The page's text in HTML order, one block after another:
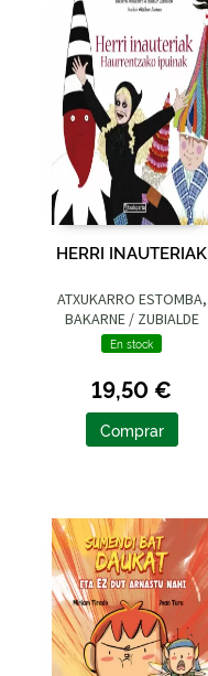
HERRI INAUTERIAK
ATXUKARRO ESTOMBA,
BAKARNE / ZUBIALDE
GRAJIRENA, IZASKUN
En stock
19,50 €
Comprar